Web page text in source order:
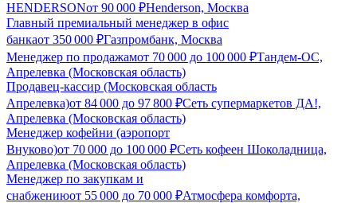
HENDERSONот 90 000 ₽Henderson, Москва
Главный премиальный менеджер в офис
банкаот 350 000 ₽Газпромбанк, Москва
Менеджер по продажамот 70 000 до 100 000 ₽Тандем-ОС,
Апрелевка (Московская область)
Продавец-кассир (Московская область
Апрелевка)от 84 000 до 97 800 ₽Сеть супермаркетов ДА!,
Апрелевка (Московская область)
Менеджер кофейни (аэропорт
Внуково)от 70 000 до 100 000 ₽Сеть кофеен Шоколадница,
Апрелевка (Московская область)
Менеджер по закупкам и
снабжениюот 55 000 до 70 000 ₽Атмосфера комфорта,